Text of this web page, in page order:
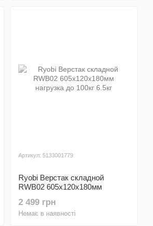
Артикул: 5133001779
Ryobi Верстак складной
RWB02 605x120x180мм
2 499 грн
Немає в наявності